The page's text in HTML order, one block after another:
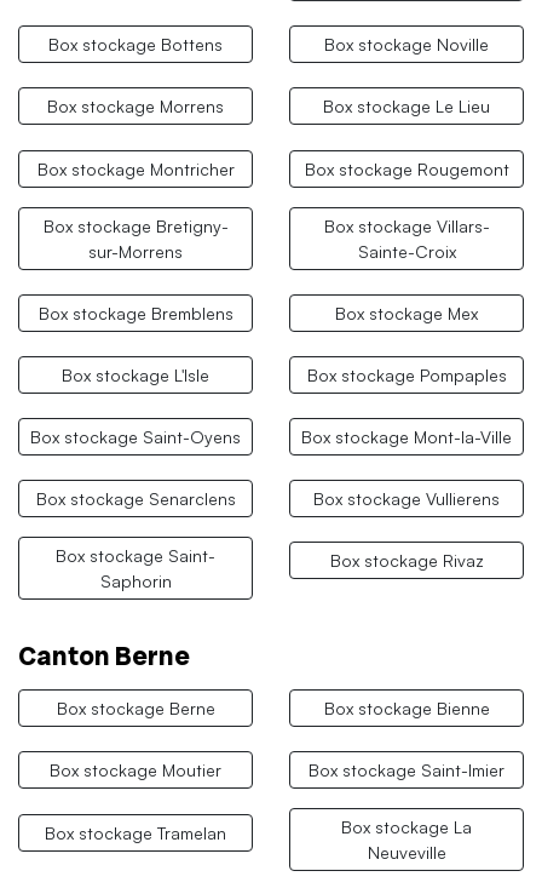
Box stockage Bottens Box stockage Noville
Box stockage Morrens Box stockage Le Lieu
Box stockage Montricher Box stockage Rougemont
Box stockage Bretigny-
sur-Morrens
Box stockage Villars-
Sainte-Croix
Box stockage Bremblens Box stockage Mex
Box stockage L'Isle Box stockage Pompaples
Box stockage Saint-Oyens Box stockage Mont-la-Ville
Box stockage Senarclens Box stockage Vullierens
Box stockage Saint-
Saphorin
Box stockage Rivaz
Canton Berne
Box stockage Berne Box stockage Bienne
Box stockage Moutier Box stockage Saint-Imier
Box stockage Tramelan
Box stockage La
Neuveville